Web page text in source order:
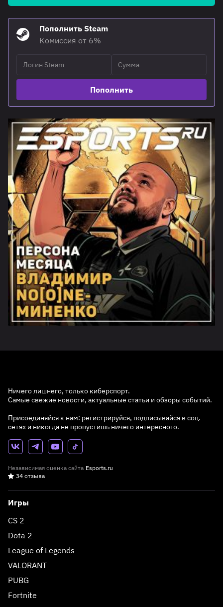
Пополнить Steam
Комиссия от 6%
Пополнить
Ничего лишнего, только киберспорт.
Самые свежие новости, актуальные статьи и обзоры событий.
Присоединяйся к нам: регистрируйся, подписывайся в соц.
сетях и никогда не пропустишь ничего интересного.
Независимая оценка сайта Esports.ru
34 отзыва
Игры
CS 2
Dota 2
League of Legends
VALORANT
PUBG
Fortnite